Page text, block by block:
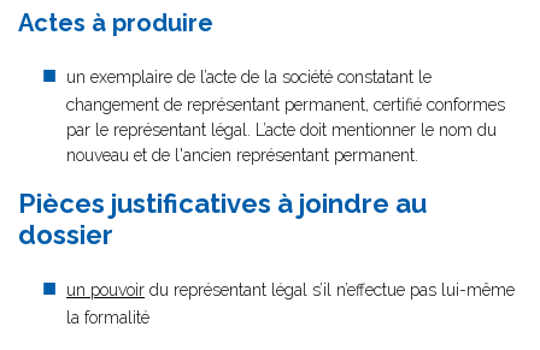
Actes à produire
un exemplaire de l’acte de la société constatant le
changement de représentant permanent, certifié conformes
par le représentant légal. L’acte doit mentionner le nom du
nouveau et de l'ancien représentant permanent.
Pièces justificatives à joindre au
dossier
un pouvoir du représentant légal s’il n’effectue pas lui-même
la formalité